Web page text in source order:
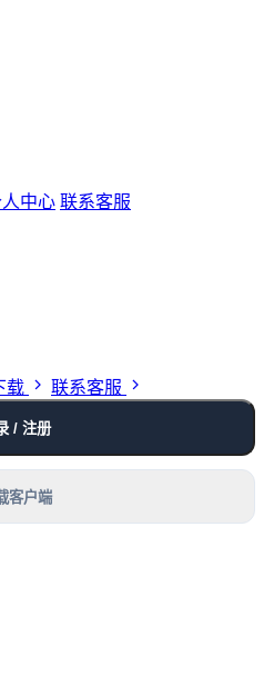
中心 联系客服
载 联系客服
/ 注册
客户端